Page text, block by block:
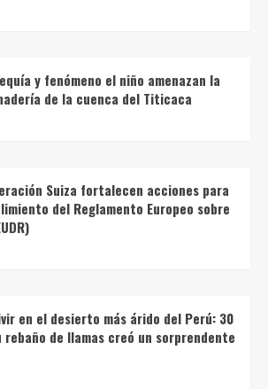
y fenómeno el niño amenazan la
de la cuenca del Titicaca
Suiza fortalecen acciones para
del Reglamento Europeo sobre
en el desierto más árido del Perú: 30
rebaño de llamas creó un sorprendente